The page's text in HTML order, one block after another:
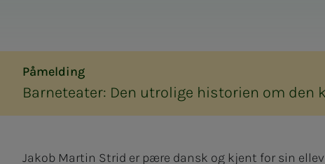
Påmelding
Barneteater: Den utrolige historien om den
Jakob Martin Strid er pære dansk og kjent for sin